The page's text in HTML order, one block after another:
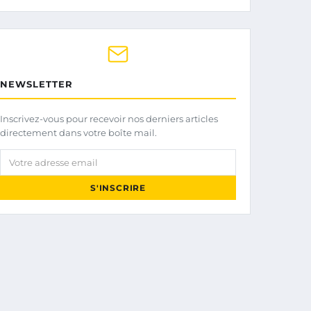
NEWSLETTER
Inscrivez-vous pour recevoir nos derniers articles
directement dans votre boîte mail.
Votre adresse email
S'INSCRIRE